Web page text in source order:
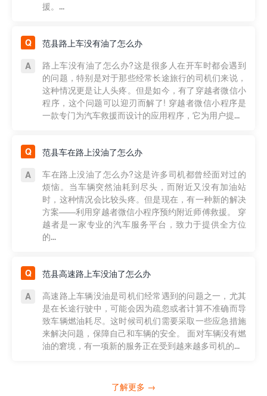
援。...
范县路上车没有油了怎么办
路上车没有油了怎么办?这是很多人在开车时都会遇到
的问题，特别是对于那些经常长途旅行的司机们来说，
这种情况更是让人头疼。但是如今，有了穿越者微信小
程序，这个问题可以迎刃而解了! 穿越者微信小程序是
一款专门为汽车救援而设计的应用程序，它为用户提...
范县车在路上没油了怎么办
车在路上没油了怎么办?这是许多司机都曾经面对过的
烦恼。当车辆突然油耗到尽头，而附近又没有加油站
时，这种情况会比较头疼。但是现在，有一种新的解决
方案——利用穿越者微信小程序预约附近师傅救援。 穿
越者是一家专业的汽车服务平台，致力于提供全方位
的...
范县高速路上车没油了怎么办
高速路上车辆没油是司机们经常遇到的问题之一，尤其
是在长途行驶中，可能会因为疏忽或者计算不准确而导
致车辆燃油耗尽。这时候司机们需要采取一些应急措施
来解决问题，保障自己和车辆的安全。 面对车辆没有燃
油的窘境，有一项新的服务正在受到越来越多司机的...
了解更多 →